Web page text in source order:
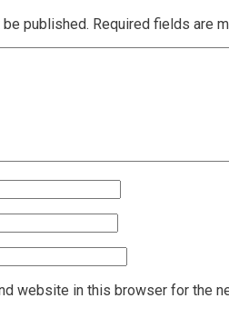
published. Required fields are
website in this browser for the